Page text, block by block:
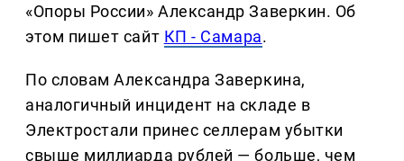
«Опоры России» Александр Заверкин. Об
этом пишет сайт КП - Самара.
По словам Александра Заверкина,
аналогичный инцидент на складе в
Электростали принес селлерам убытки
свыше миллиарда рублей — больше, чем